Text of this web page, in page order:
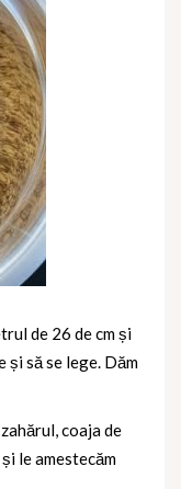
de 26 de cm și
și să se lege. Dăm
coaja de
le amestecăm